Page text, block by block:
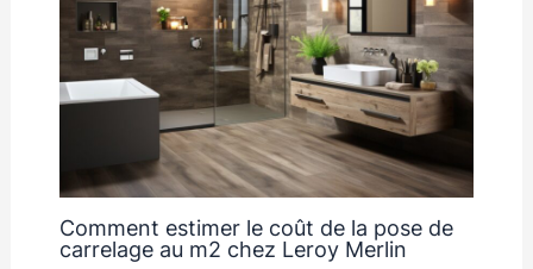
Comment estimer le coût de la pose de
carrelage au m2 chez Leroy Merlin